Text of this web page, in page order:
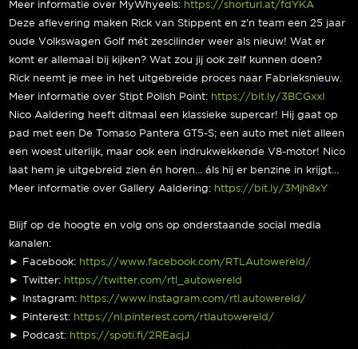
Meer informatie over MyWhyeels: https://shorturl.at/fdYKA
Deze aflevering maken Rick van Stippent en z’n team een 25 jaar
oude Volkswagen Golf mét zescilinder weer als nieuw! Wat er
komt er allemaal bij kijken? Wat zou jij ook zelf kunnen doen?
Rick neemt je mee in het uitgebreide proces naar Fabrieksnieuw.
Meer informatie over Stipt Polish Point: https://bit.ly/3BCGxxI
Nico Aaldering heeft ditmaal een klassieke supercar! Hij gaat op
pad met een De Tomaso Pantera GT5-S; een auto met niet alleen
een woest uiterlijk, maar ook een indrukwekkende V8-motor! Nico
laat hem je uitgebreid zien én horen… áls hij er benzine in krijgt…
Meer informatie over Gallery Aaldering: https://bit.ly/3Mjh8xY
Blijf op de hoogte en volg ons op onderstaande social media
kanalen:
► Facebook: https://www.facebook.com/RTLAutowereld/
► Twitter: https://twitter.com/rtl_autowereld
► Instagram: https://www.instagram.com/rtl.autowereld/
► Pinterest: https://nl.pinterest.com/rtlautowereld/
► Podcast: https://spoti.fi/2REacjJ